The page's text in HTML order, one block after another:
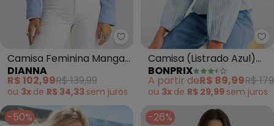
Dianna - Camisa Feminina
Camisa Feminina Manga
Longa Listrada (Azul)
DIANNA
R$ 102,99R$ 139,99
ou 3x de R$ 34,33 sem juros
Camisa (Listrado Azul)
em Tricoline
BONPRIX
A partir deR$ 89,99R$
ou 3x de R$ 29,99 sem juros
-50% -26%